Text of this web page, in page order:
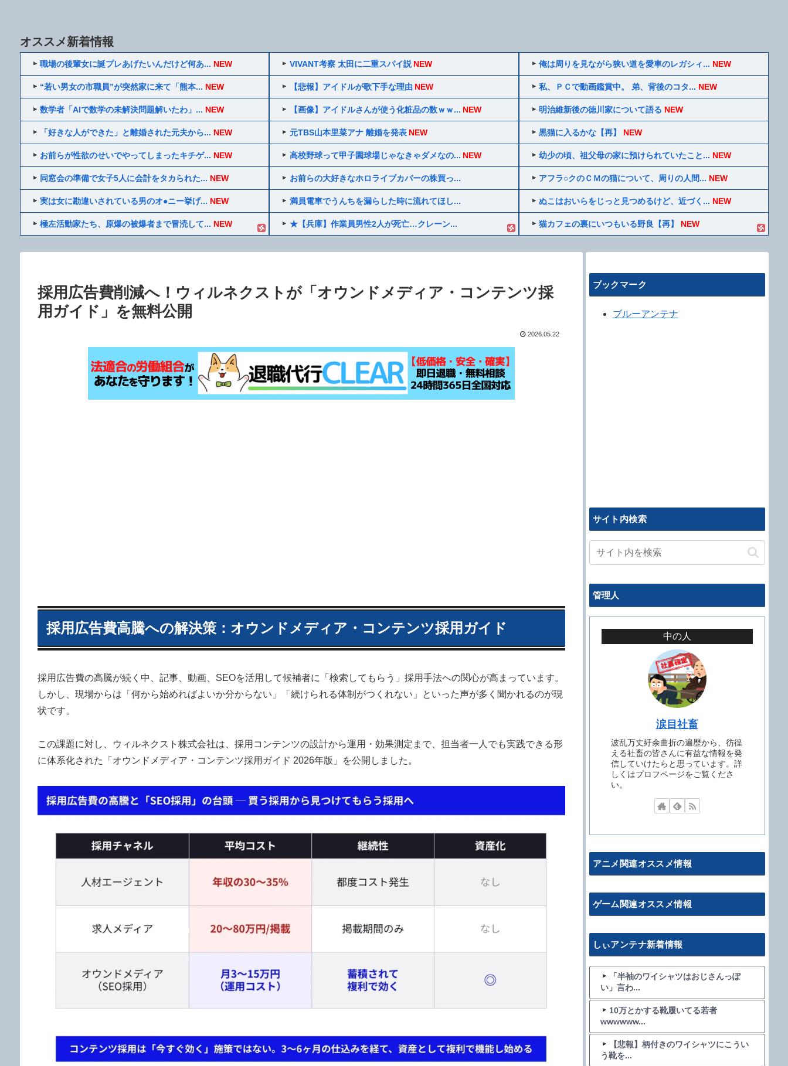
オススメ新着情報
職場の後輩女に誕プレあげたいんだけど何あ... NEW
“若い男女の市職員”が突然家に来て「熊本... NEW
数学者「AIで数学の未解決問題解いたわ」... NEW
「好きな人ができた」と離婚された元夫から... NEW
お前らが性欲のせいでやってしまったキチゲ... NEW
同窓会の準備で女子5人に会計をタカられた... NEW
実は女に勘違いされている男のオ●ニー挙げ... NEW
極左活動家たち、原爆の被爆者まで冒涜して... NEW
VIVANT考察 太田に二重スパイ説 NEW
【悲報】アイドルが歌下手な理由 NEW
【画像】アイドルさんが使う化粧品の数ｗｗ... NEW
元TBS山本里菜アナ 離婚を発表 NEW
高校野球って甲子園球場じゃなきゃダメなの... NEW
お前らの大好きなホロライブカバーの株買っ...
満員電車でうんちを漏らした時に流れてほし...
★【兵庫】作業員男性2人が死亡…クレーン...
俺は周りを見ながら狭い道を愛車のレガシィ... NEW
私、ＰＣで動画鑑賞中。 弟、背後のコタ... NEW
明治維新後の徳川家について語る NEW
黒猫に入るかな【再】 NEW
幼少の頃、祖父母の家に預けられていたこと... NEW
アフラ○クのＣＭの猫について、周りの人間... NEW
ぬこはおいらをじっと見つめるけど、近づく... NEW
猫カフェの裏にいつもいる野良【再】 NEW
採用広告費削減へ！ウィルネクストが「オウンドメディア・コンテンツ採
用ガイド」を無料公開
2026.05.22
採用広告費高騰への解決策：オウンドメディア・コンテンツ採用ガイド
採用広告費の高騰が続く中、記事、動画、SEOを活用して候補者に「検索してもらう」採用手法への関心が高まっています。
しかし、現場からは「何から始めればよいか分からない」「続けられる体制がつくれない」といった声が多く聞かれるのが現
状です。
この課題に対し、ウィルネクスト株式会社は、採用コンテンツの設計から運用・効果測定まで、担当者一人でも実践できる形
に体系化された「オウンドメディア・コンテンツ採用ガイド 2026年版」を公開しました。
ブックマーク
ブルーアンテナ
サイト内検索
管理人
中の人
涙目社畜
波乱万丈紆余曲折の遍歴から、彷徨
える社畜の皆さんに有益な情報を発
信していけたらと思っています。詳
しくはプロフページをご覧くださ
い。
アニメ関連オススメ情報
ゲーム関連オススメ情報
しぃアンテナ新着情報
「半袖のワイシャツはおじさんっぽ
い」言わ...
10万とかする靴履いてる若者
wwwwww...
【悲報】柄付きのワイシャツにこうい
う靴を...